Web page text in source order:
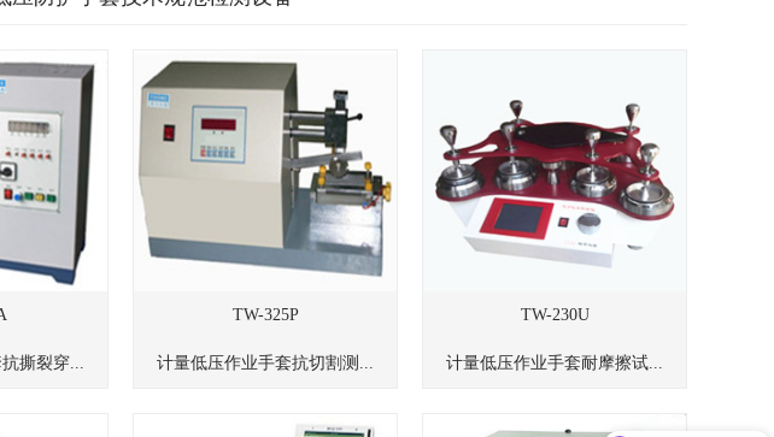
撕裂穿...
TW-325P
计量低压作业手套抗切割测...
TW-230U
计量低压作业手套耐摩擦试...